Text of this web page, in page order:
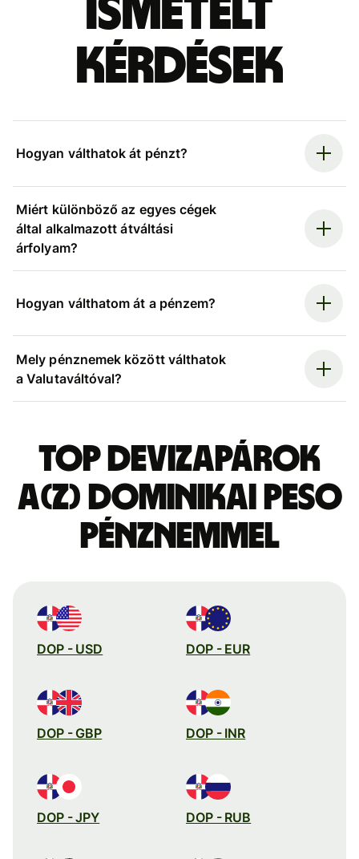
ismételt
kérdések
Hogyan válthatok át pénzt?
Miért különböző az egyes cégek
által alkalmazott átváltási
árfolyam?
Hogyan válthatom át a pénzem?
Mely pénznemek között válthatok
a Valutaváltóval?
Top devizapárok
a(z) dominikai peso
pénznemmel
DOP - USD DOP - EUR
DOP - GBP DOP - INR
DOP - JPY DOP - RUB